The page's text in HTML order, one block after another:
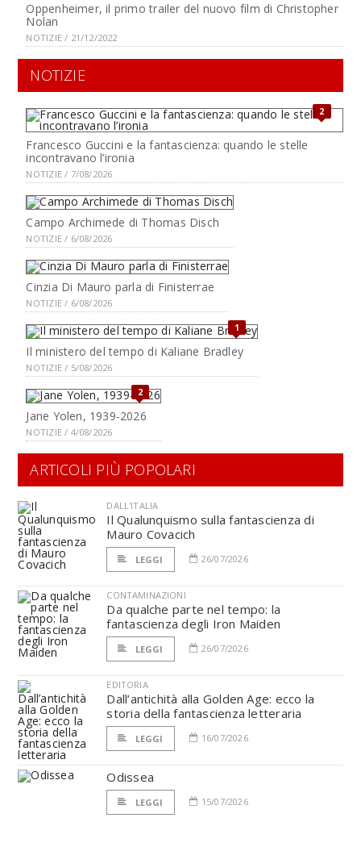
Oppenheimer, il primo trailer del nuovo film di Christopher
Nolan
NOTIZIE / 21/12/2022
NOTIZIE
2
Francesco Guccini e la fantascienza: quando le stelle
incontravano l’ironia
NOTIZIE / 7/08/2026
Campo Archimede di Thomas Disch
NOTIZIE / 6/08/2026
Cinzia Di Mauro parla di Finisterrae
NOTIZIE / 6/08/2026
1
Il ministero del tempo di Kaliane Bradley
NOTIZIE / 5/08/2026
2
Jane Yolen, 1939-2026
NOTIZIE / 4/08/2026
ARTICOLI PIÙ POPOLARI
DALL'ITALIA
Il Qualunquismo sulla fantascienza di
Mauro Covacich
LEGGI 26/07/2026
CONTAMINAZIONI
Da qualche parte nel tempo: la
fantascienza degli Iron Maiden
LEGGI 26/07/2026
EDITORIA
Dall’antichità alla Golden Age: ecco la
storia della fantascienza letteraria
LEGGI 16/07/2026
Odissea
LEGGI 15/07/2026